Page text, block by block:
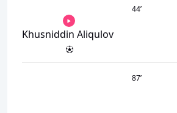
44’
Khusniddin Aliqulov
87’